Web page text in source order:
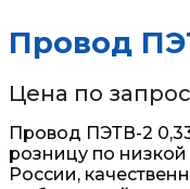
Провод
Цена по
Провод ПЭТВ-2
розницу по низкой
России,